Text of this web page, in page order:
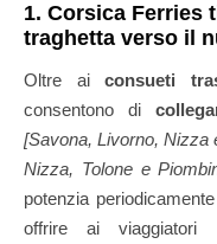
1. Corsica Ferries
traghetta verso il
Oltre aiconsueti
consentono di
[Savona, Livorno, Nizza
Nizza, Tolone e
potenzia
offrire ai viaggiatori